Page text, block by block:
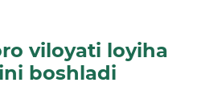
viloyati loyiha
boshladi